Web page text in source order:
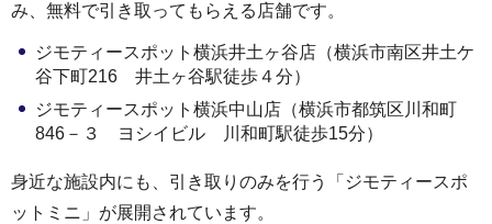
み、無料で引き取ってもらえる店舗です。
ジモティースポット横浜井土ヶ谷店（横浜市南区井⼟ケ
⾕下町216 井土ヶ谷駅徒歩４分）
ジモティースポット横浜中山店（横浜市都筑区川和町
846－３ ヨシイビル 川和町駅徒歩15分）
身近な施設内にも、引き取りのみを行う「ジモティースポ
ットミニ」が展開されています。